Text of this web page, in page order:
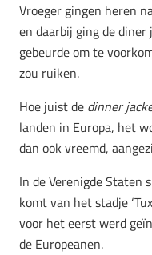
Vroeger gingen heren
en daarbij ging de
gebeurde om te
zou ruiken.
Hoe juist de dinner
landen in Europa, het
dan ook vreemd,
In de Verenigde Staten
komt van het stadje
voor het eerst werd
de Europeanen.